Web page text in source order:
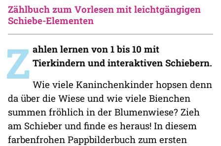
Zählbuch zum Vorlesen mit leichtgängigen
Schiebe-Elementen
Z ahlen lernen von 1 bis 10 mit
Tierkindern und interaktiven Schiebern.
Wie viele Kaninchenkinder hopsen denn
da über die Wiese und wie viele Bienchen
summen fröhlich in der Blumenwiese? Zieh
am Schieber und finde es heraus! In diesem
farbenfrohen Pappbilderbuch zum ersten